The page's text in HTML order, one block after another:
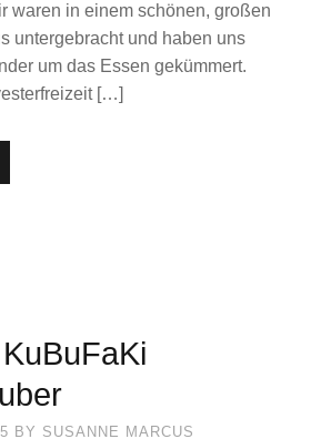
waren in einem schönen, großen
untergebracht und haben uns
um das Essen gekümmert.
[…]
BY SUSANNE MARCUS